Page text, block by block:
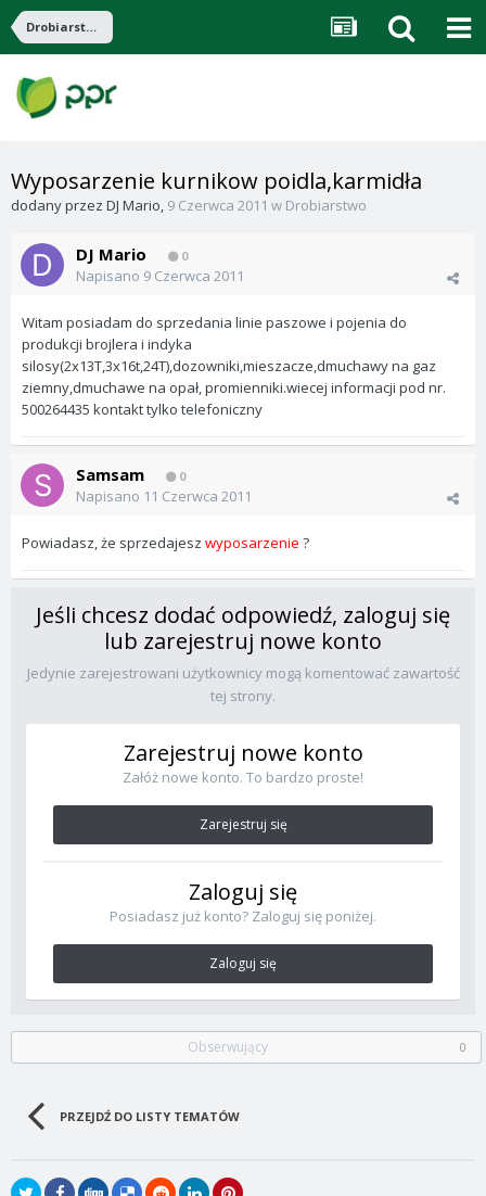
Drobiarstwo
Wyposarzenie kurnikow poidla,karmidła
dodany przez DJ Mario, 9 Czerwca 2011 w Drobiarstwo
DJ Mario 0
Napisano 9 Czerwca 2011
Witam posiadam do sprzedania linie paszowe i pojenia do
produkcji brojlera i indyka
silosy(2x13T,3x16t,24T),dozowniki,mieszacze,dmuchawy na gaz
ziemny,dmuchawe na opał, promienniki.wiecej informacji pod nr.
500264435 kontakt tylko telefoniczny
Samsam 0
Napisano 11 Czerwca 2011
Powiadasz, że sprzedajesz wyposarzenie ?
Jeśli chcesz dodać odpowiedź, zaloguj się
lub zarejestruj nowe konto
Jedynie zarejestrowani użytkownicy mogą komentować zawartość
tej strony.
Zarejestruj nowe konto
Załóż nowe konto. To bardzo proste!
Zarejestruj się
Zaloguj się
Posiadasz już konto? Zaloguj się poniżej.
Zaloguj się
Obserwujący 0
PRZEJDŹ DO LISTY TEMATÓW